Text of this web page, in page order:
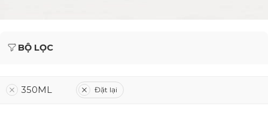
BỘ LỌC
350ML Đặt lại